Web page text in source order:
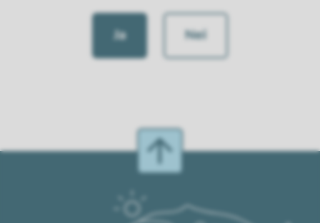
Ja Nei